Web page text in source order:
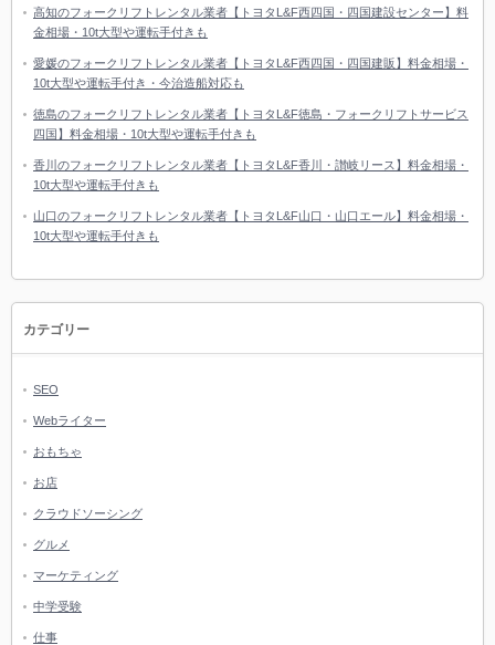
高知のフォークリフトレンタル業者【トヨタL&F西四国・四国建設センター】料
金相場・10t大型や運転手付きも
愛媛のフォークリフトレンタル業者【トヨタL&F西四国・四国建販】料金相場・
10t大型や運転手付き・今治造船対応も
徳島のフォークリフトレンタル業者【トヨタL&F徳島・フォークリフトサービス
四国】料金相場・10t大型や運転手付きも
香川のフォークリフトレンタル業者【トヨタL&F香川・讃岐リース】料金相場・
10t大型や運転手付きも
山口のフォークリフトレンタル業者【トヨタL&F山口・山口エール】料金相場・
10t大型や運転手付きも
カテゴリー
SEO
Webライター
おもちゃ
お店
クラウドソーシング
グルメ
マーケティング
中学受験
仕事